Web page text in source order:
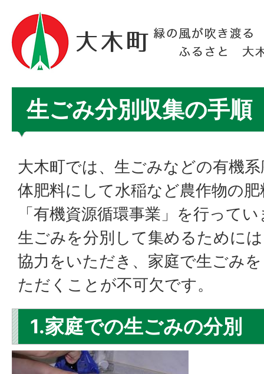
生ごみ分別収集の手順
大木町では、生ごみなどの有機
体肥料にして水稲など農作物の
「有機資源循環事業」を行って
生ごみを分別して集めるために
協力をいただき、家庭で生ごみ
ただくことが不可欠です。
1.家庭での生ごみの分別